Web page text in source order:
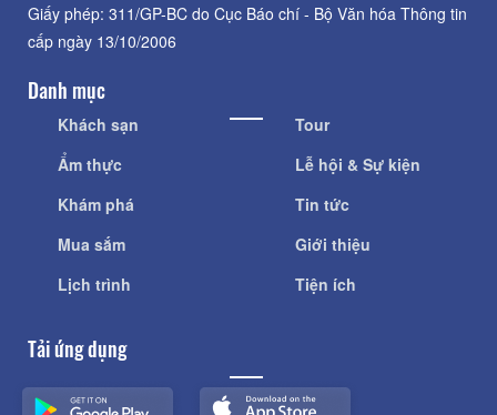
Giấy phép: 311/GP-BC do Cục Báo chí - Bộ Văn hóa Thông tin
cấp ngày 13/10/2006
Danh mục
Khách sạn
Ẩm thực
Khám phá
Mua sắm
Lịch trình
Tour
Lễ hội & Sự kiện
Tin tức
Giới thiệu
Tiện ích
Tải ứng dụng